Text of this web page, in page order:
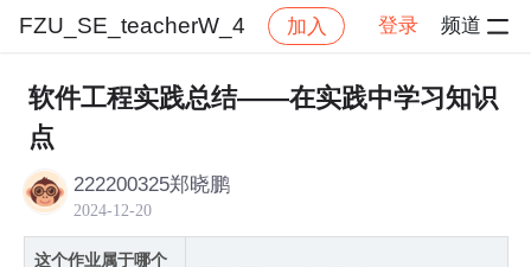
FZU_SE_teacherW_4 加入 登录 频道
社区 FZU_SE_teacherW_4 作业提交 帖子详情
软件工程实践总结——在实践中学习知识
点
222200325郑晓鹏
2024-12-20
这个作业属于哪个